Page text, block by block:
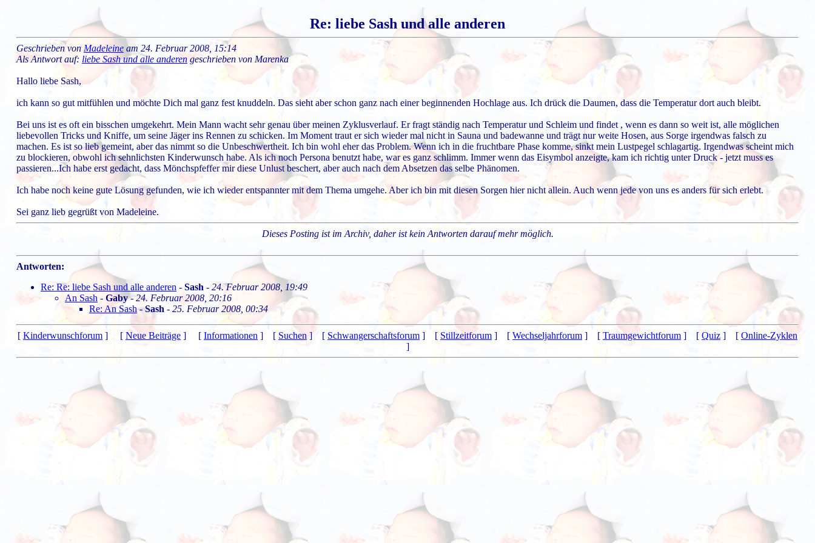
Re: liebe Sash und alle anderen
Geschrieben von Madeleine am 24. Februar 2008, 15:14
Als Antwort auf: liebe Sash und alle anderen geschrieben von Marenka
Hallo liebe Sash,
ich kann so gut mitfühlen und möchte Dich mal ganz fest knuddeln. Das sieht aber schon ganz nach einer beginnenden Hochlage aus. Ich drück die Daumen, dass die Temperatur dort auch bleibt.
Bei uns ist es oft ein bisschen umgekehrt. Mein Mann wacht sehr genau über meinen Zyklusverlauf. Er fragt ständig nach Temperatur und Schleim und findet , wenn es dann so weit ist, alle möglichen
liebevollen Tricks und Kniffe, um seine Jäger ins Rennen zu schicken. Im Moment traut er sich wieder mal nicht in Sauna und badewanne und trägt nur weite Hosen, aus Sorge irgendwas falsch zu
machen. Es ist so lieb gemeint, aber das nimmt so die Unbeschwertheit. Ich bin wohl eher das Problem. Wenn ich in die fruchtbare Phase komme, sinkt mein Lustpegel schlagartig. Irgendwas scheint mich
zu blockieren, obwohl ich sehnlichsten Kinderwunsch habe. Als ich noch Persona benutzt habe, war es ganz schlimm. Immer wenn das Eisymbol anzeigte, kam ich richtig unter Druck - jetzt muss es
passieren...Ich habe erst gedacht, dass Mönchspfeffer mir diese Unlust beschert, aber auch nach dem Absetzen das selbe Phänomen.
Ich habe noch keine gute Lösung gefunden, wie ich wieder entspannter mit dem Thema umgehe. Aber ich bin mit diesen Sorgen hier nicht allein. Auch wenn jede von uns es anders für sich erlebt.
Sei ganz lieb gegrüßt von Madeleine.
Dieses Posting ist im Archiv, daher ist kein Antworten darauf mehr möglich.
Antworten:
Re: Re: liebe Sash und alle anderen - Sash - 24. Februar 2008, 19:49
An Sash - Gaby- 24. Februar 2008, 20:16
Re: An Sash-Sash - 25. Februar 2008, 00:34
[ Kinderwunschforum ] [ Neue Beiträge ] [ Informationen ] [ Suchen ] [ Schwangerschaftsforum ] [ Stillzeitforum ] [ Wechseljahrforum ] [ Traumgewichtforum ] [ Quiz ] [ Online-Zyklen
]